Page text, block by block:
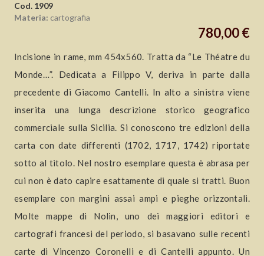
Cod. 1909
Materia: cartografia
780,00 €
Incisione in rame, mm 454x560. Tratta da “Le Théatre du
Monde…”. Dedicata a Filippo V, deriva in parte dalla
precedente di Giacomo Cantelli. In alto a sinistra viene
inserita una lunga descrizione storico geografico
commerciale sulla Sicilia. Si conoscono tre edizioni della
carta con date differenti (1702, 1717, 1742) riportate
sotto al titolo. Nel nostro esemplare questa è abrasa per
cui non è dato capire esattamente di quale si tratti. Buon
esemplare con margini assai ampi e pieghe orizzontali.
Molte mappe di Nolin, uno dei maggiori editori e
cartografi francesi del periodo, si basavano sulle recenti
carte di Vincenzo Coronelli e di Cantelli appunto. Un